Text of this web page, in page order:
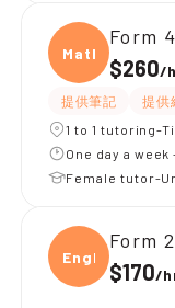
Maths
Form
$260/
提供筆記 提供
1 to 1 tutoring-
One day a
Female tutor-
Engli
Form
$170/